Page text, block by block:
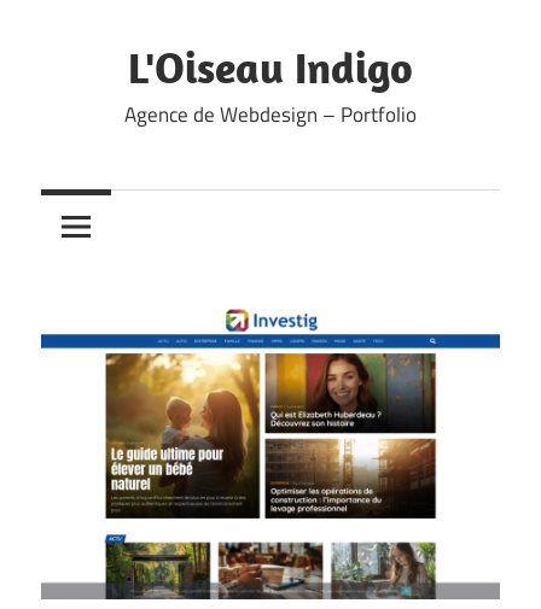
L'Oiseau Indigo
Agence de Webdesign – Portfolio